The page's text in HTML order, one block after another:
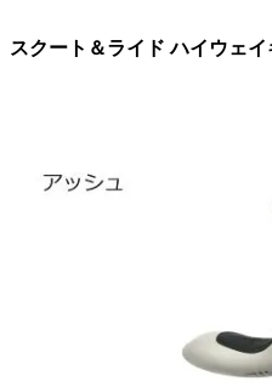
スクート＆ライド ハイウェ